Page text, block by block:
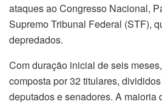
ataques ao Congresso Nacional,
Supremo Tribunal Federal (STF),
depredados.
Com duração inicial de seis
composta por 32 titulares,
deputados e senadores. A maioria